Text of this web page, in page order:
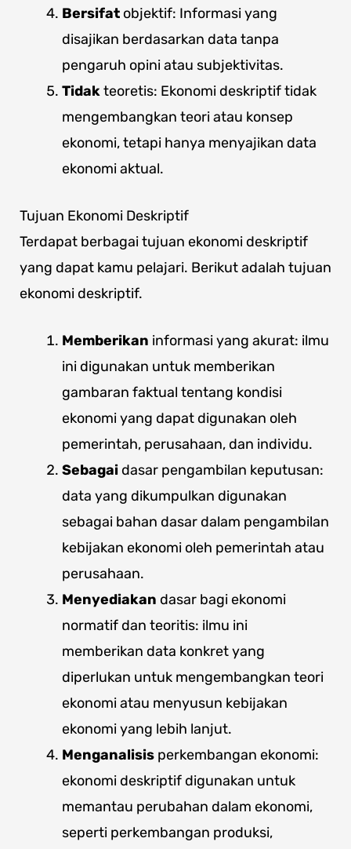
Bersifat objektif: Informasi yang
disajikan berdasarkan data tanpa
pengaruh opini atau subjektivitas.
Tidakteoretis: Ekonomi deskriptif tidak
mengembangkan teori atau konsep
ekonomi, tetapi hanya menyajikan data
ekonomi aktual.
Tujuan Ekonomi Deskriptif
Terdapat berbagai tujuan ekonomi deskriptif
yang dapat kamu pelajari. Berikut adalah tujuan
ekonomi deskriptif.
Memberikan informasi yang akurat: ilmu
ini digunakan untuk memberikan
gambaran faktual tentang kondisi
ekonomi yang dapat digunakan oleh
pemerintah, perusahaan, dan individu.
Sebagaidasar pengambilan keputusan:
data yang dikumpulkan digunakan
sebagai bahan dasar dalam pengambilan
kebijakan ekonomi oleh pemerintah atau
perusahaan.
Menyediakan dasar bagi ekonomi
normatif dan teoritis: ilmu ini
memberikan data konkret yang
diperlukan untuk mengembangkan teori
ekonomi atau menyusun kebijakan
ekonomi yang lebih lanjut.
Menganalisis perkembangan ekonomi:
ekonomi deskriptif digunakan untuk
memantau perubahan dalam ekonomi,
seperti perkembangan produksi,